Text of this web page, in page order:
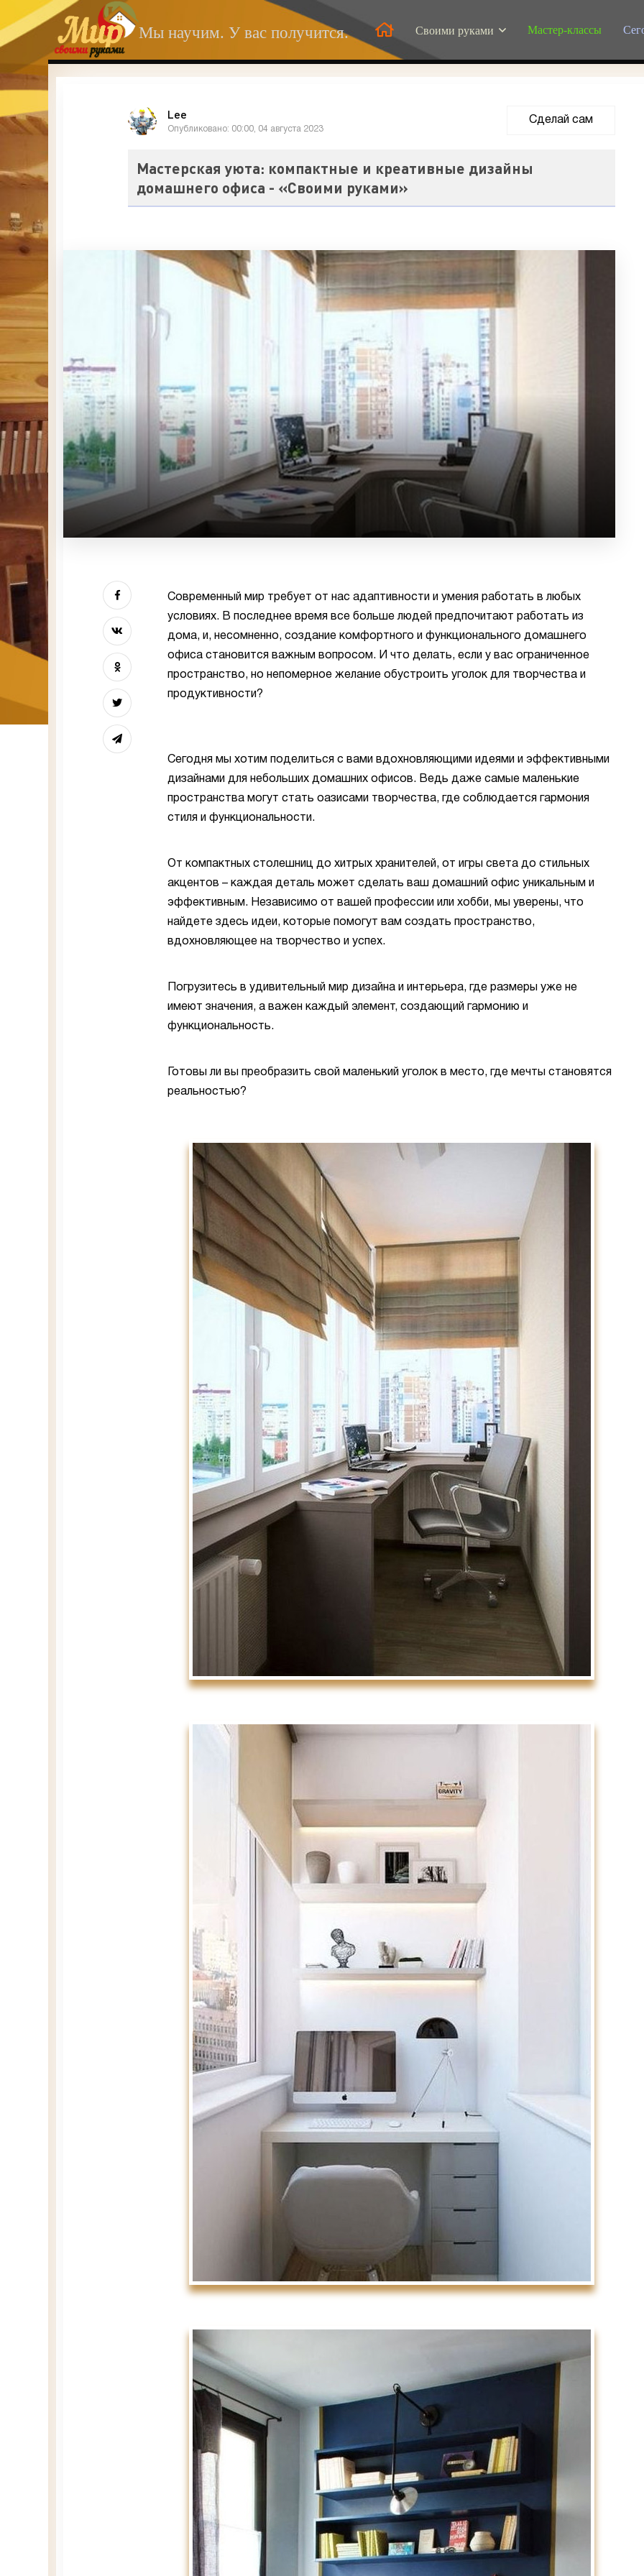
Мы научим. У вас получится. Своими руками Мастер-классы
Lee
Опубликовано: 00:00, 04 августа 2023
Сделай сам
Мастерская уюта: компактные и креативные дизайны
домашнего офиса - «Своими руками»
Современный мир требует от нас адаптивности и умения работать в любых
условиях. В последнее время все больше людей предпочитают работать из
дома, и, несомненно, создание комфортного и функционального домашнего
офиса становится важным вопросом. И что делать, если у вас ограниченное
пространство, но непомерное желание обустроить уголок для творчества и
продуктивности?
Сегодня мы хотим поделиться с вами вдохновляющими идеями и эффективными
дизайнами для небольших домашних офисов. Ведь даже самые маленькие
пространства могут стать оазисами творчества, где соблюдается гармония
стиля и функциональности.
От компактных столешниц до хитрых хранителей, от игры света до стильных
акцентов – каждая деталь может сделать ваш домашний офис уникальным и
эффективным. Независимо от вашей профессии или хобби, мы уверены, что
найдете здесь идеи, которые помогут вам создать пространство,
вдохновляющее на творчество и успех.
Погрузитесь в удивительный мир дизайна и интерьера, где размеры уже не
имеют значения, а важен каждый элемент, создающий гармонию и
функциональность.
Готовы ли вы преобразить свой маленький уголок в место, где мечты становятся
реальностью?